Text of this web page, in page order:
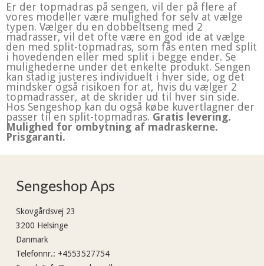
Er der topmadras på sengen, vil der på flere af
vores modeller være mulighed for selv at vælge
typen. Vælger du en dobbeltseng med 2
madrasser, vil det ofte være en god ide at vælge
den med split-topmadras, som fås enten med split
i hovedenden eller med split i begge ender. Se
mulighederne under det enkelte produkt. Sengen
kan stadig justeres individuelt i hver side, og det
mindsker også risikoen for at, hvis du vælger 2
topmadrasser, at de skrider ud til hver sin side.
Hos Sengeshop kan du også købe kuvertlagner der
passer til en split-topmadras. Gratis levering.
Mulighed for ombytning af madraskerne.
Prisgaranti.
Sengeshop Aps
Skovgårdsvej 23
3200 Helsinge
Danmark
Telefonnr.: +4553527754